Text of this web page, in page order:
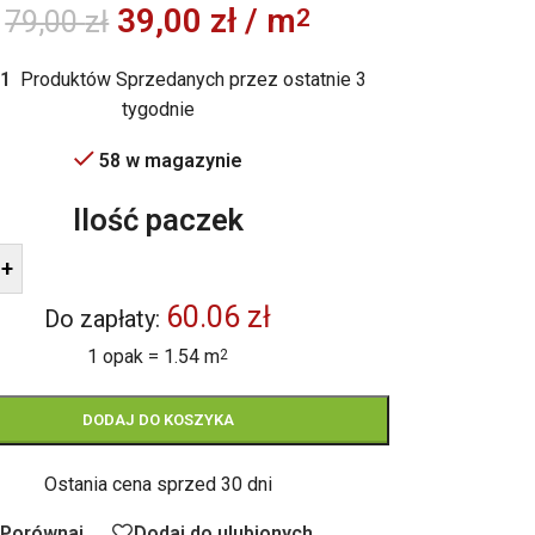
79,00zł 39,00 zł / m2
Produktów Sprzedanych przez ostatnie 3
tygodnie
58 w magazynie
Ilość paczek
+
Do zapłaty: 60.06 zł
1 opak = 1.54 m2
DODAJ DO KOSZYKA
Ostania cena sprzed 30 dni